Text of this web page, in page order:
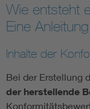
Wie entsteht
Eine
Inhalte der
Bei der Erstellung
der herstellende